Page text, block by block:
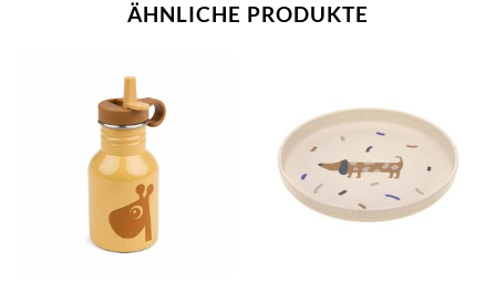
ÄHNLICHE PRODUKTE